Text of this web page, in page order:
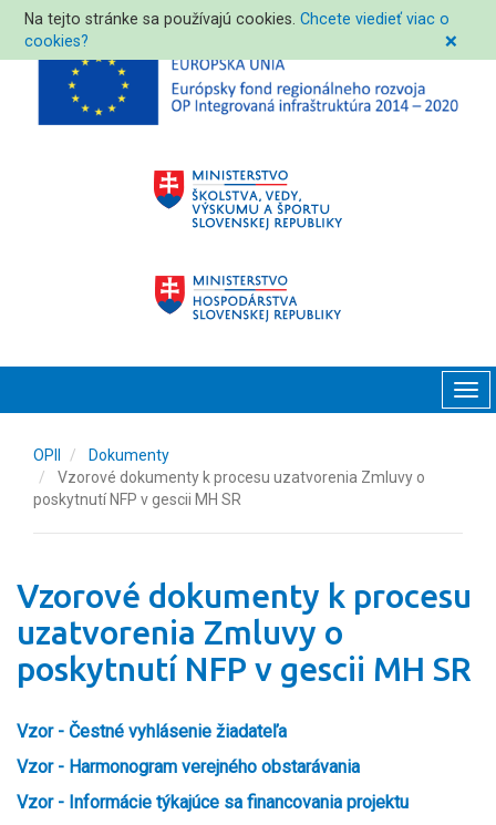
Na tejto stránke sa používajú cookies.Chcete viedieť viac o
cookies?
❌
OPII
Dokumenty
Vzorové dokumenty k procesu uzatvorenia Zmluvy o
poskytnutí NFP v gescii MH SR
Vzorové dokumenty k procesu
uzatvorenia Zmluvy o
poskytnutí NFP v gescii MH SR
Vzor - Čestné vyhlásenie žiadateľa
Vzor - Harmonogram verejného obstarávania
Vzor - Informácie týkajúce sa financovania projektu